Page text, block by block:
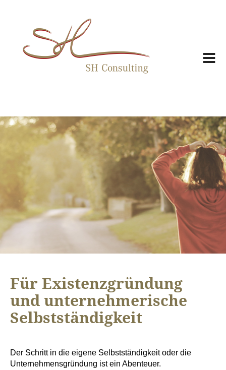
Für Existenzgründung
und unternehmerische
Selbstständigkeit
Der Schritt in die eigene Selbstständigkeit oder die
Unternehmensgründung ist ein Abenteuer.